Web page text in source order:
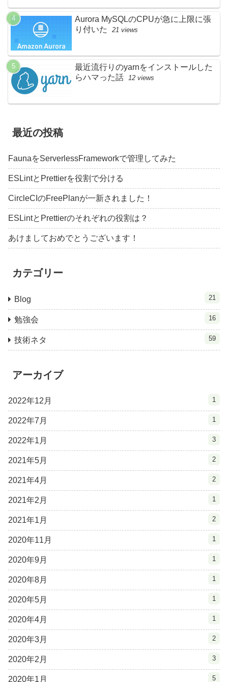
Aurora MySQLのCPUが急に上限に張
り付いた
21 views
最近流行りのyarnをインストールした
らハマった話
12 views
最近の投稿
FaunaをServerlessFrameworkで管理してみた
ESLintとPrettierを役割で分ける
CircleCIのFreePlanが一新されました！
ESLintとPrettierのそれぞれの役割は？
あけましておめでとうございます！
カテゴリー
Blog 21
勉強会 16
技術ネタ 59
アーカイブ
2022年12月 1
2022年7月 1
2022年1月 3
2021年5月 2
2021年4月 2
2021年2月 1
2021年1月 2
2020年11月 1
2020年9月 1
2020年8月 1
2020年5月 1
2020年4月 1
2020年3月 2
2020年2月 3
2020年1月 5